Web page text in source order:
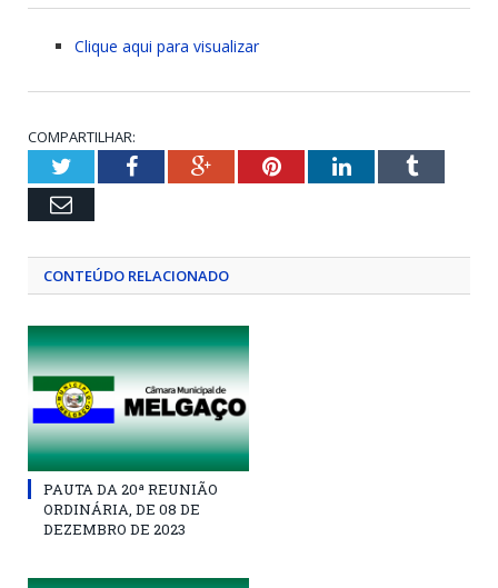
Clique aqui para visualizar
COMPARTILHAR:
TwitterFacebookGoogle+PinterestLinkedInTumblr
Email
CONTEÚDO RELACIONADO
PAUTA DA 20ª REUNIÃO
ORDINÁRIA, DE 08 DE
DEZEMBRO DE 2023